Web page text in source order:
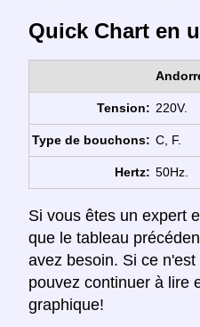
Quick Chart en
Tension: 220V.
Type de bouchons: C, F.
Hertz: 50Hz.
Si vous êtes un expert
que le tableau
avez besoin. Si ce
pouvez continuer à lire
graphique!